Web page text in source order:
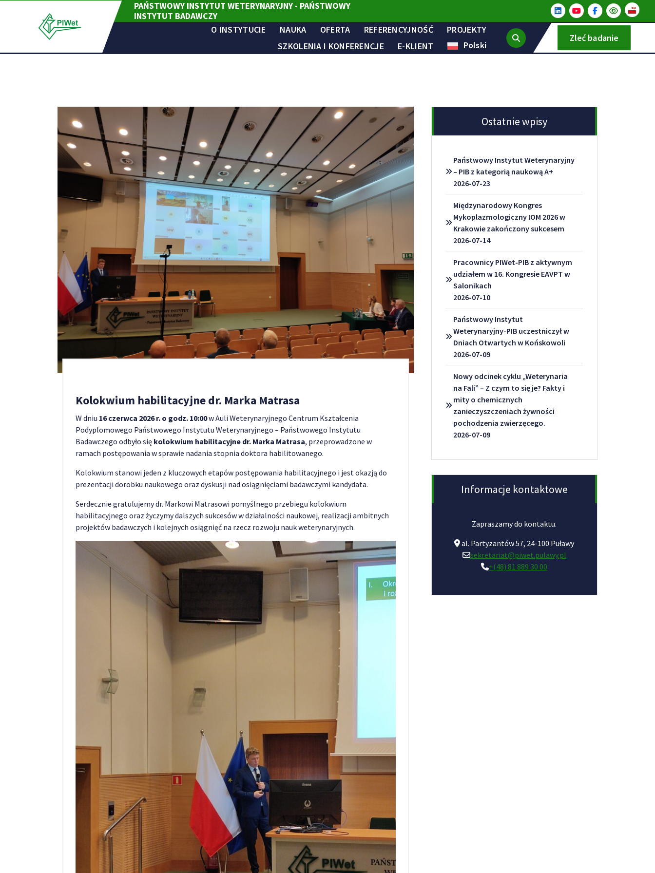
PAŃSTWOWY INSTYTUT WETERYNARYJNY - PAŃSTWOWY
INSTYTUT BADAWCZY
O INSTYTUCIE
NAUKA OFERTA REFERENCYJNOŚĆ
PROJEKTY
SZKOLENIA I KONFERENCJE
E-KLIENT Polski
Zleć badanie
Kolokwium habilitacyjne dr. Marka Matrasa
W dniu 16 czerwca 2026 r. o godz. 10:00w Auli Weterynaryjnego Centrum Kształcenia
Podyplomowego Państwowego Instytutu Weterynaryjnego – Państwowego Instytutu
Badawczego odbyło się kolokwium habilitacyjne dr. Marka Matrasa, przeprowadzone w
ramach postępowania w sprawie nadania stopnia doktora habilitowanego.
Kolokwium stanowi jeden z kluczowych etapów postępowania habilitacyjnego i jest okazją do
prezentacji dorobku naukowego oraz dyskusji nad osiągnięciami badawczymi kandydata.
Serdecznie gratulujemy dr. Markowi Matrasowi pomyślnego przebiegu kolokwium
habilitacyjnego oraz życzymy dalszych sukcesów w działalności naukowej, realizacji ambitnych
projektów badawczych i kolejnych osiągnięć na rzecz rozwoju nauk weterynaryjnych.
Ostatnie wpisy
Państwowy Instytut Weterynaryjny
– PIB z kategorią naukową A+
2026-07-23
Międzynarodowy Kongres
Mykoplazmologiczny IOM 2026 w
Krakowie zakończony sukcesem
2026-07-14
Pracownicy PIWet-PIB z aktywnym
udziałem w 16. Kongresie EAVPT w
Salonikach
2026-07-10
Państwowy Instytut
Weterynaryjny-PIB uczestniczył w
Dniach Otwartych w Końskowoli
2026-07-09
Nowy odcinek cyklu „Weterynaria
na Fali” – Z czym to się je? Fakty i
mity o chemicznych
zanieczyszczeniach żywności
pochodzenia zwierzęcego.
2026-07-09
Informacje kontaktowe
Zapraszamy do kontaktu.
al. Partyzantów 57, 24-100 Puławy
sekretariat@piwet.pulawy.pl
+(48) 81 889 30 00